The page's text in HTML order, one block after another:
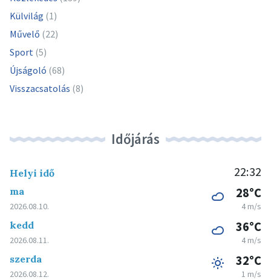
Külvilág (1)
Művelő (22)
Sport (5)
Újságoló (68)
Visszacsatolás (8)
Időjárás
Helyi idő 22:32
ma
2026.08.10.
28°C
4 m/s
kedd
2026.08.11.
36°C
4 m/s
szerda
2026.08.12.
32°C
1 m/s